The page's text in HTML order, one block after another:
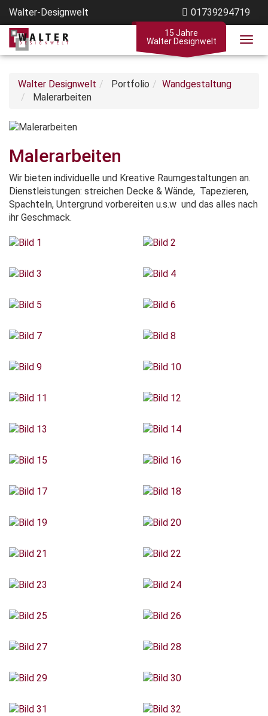
Walter-Designwelt 01739294719
15 Jahre
Walter Designwelt
Walter Designwelt Portfolio
Wandgestaltung
Malerarbeiten
Malerarbeiten
Wir bieten individuelle und Kreative Raumgestaltungen an.
Dienstleistungen: streichen Decke & Wände, Tapezieren,
Spachteln, Untergrund vorbereiten u.s.w und das alles nach
ihr Geschmack.